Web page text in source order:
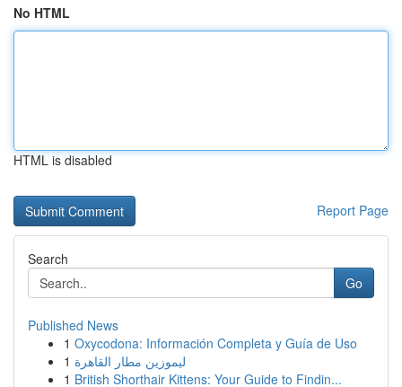
No HTML
HTML is disabled
Report Page
Search
Go
Published News
1 Oxycodona: Información Completa y Guía de Uso
1 ليموزين مطار القاهرة
1 British Shorthair Kittens: Your Guide to Findin...